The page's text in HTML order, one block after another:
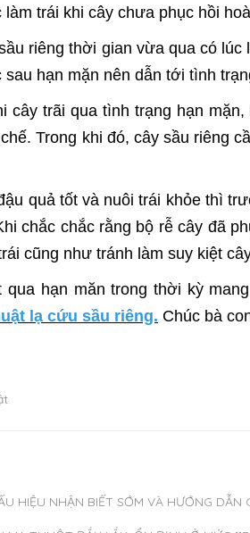
trái khi cây chưa phục hồi
riêng thời gian vừa qua có
hạn mặn nên dẫn tới tình
cây trãi qua tình trạng hạn
Trong khi đó, cây sầu riêng
quả tốt và nuôi trái khỏe thì
chắc chắc rằng bộ rễ cây đã
cũng như tránh làm suy kiệt
hạn măn trong thời kỳ
lạ cứu sầu riêng. Chúc bà
HIỆU NHẬN BIẾT SỚM VÀ HƯỚNG